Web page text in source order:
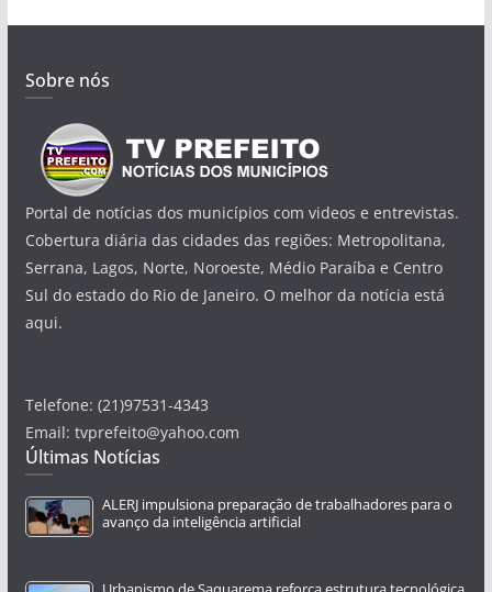
Sobre nós
Portal de notícias dos municípios com videos e entrevistas.
Cobertura diária das cidades das regiões: Metropolitana,
Serrana, Lagos, Norte, Noroeste, Médio Paraíba e Centro
Sul do estado do Rio de Janeiro. O melhor da notícia está
aqui.
Telefone: (21)97531-4343
Email: tvprefeito@yahoo.com
Últimas Notícias
ALERJ impulsiona preparação de trabalhadores para o
avanço da inteligência artificial